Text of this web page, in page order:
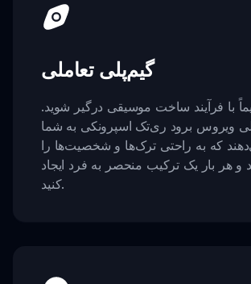
گیم‌پلی تعاملی
با فرآیند ساخت موسیقی درگیر شوید.
ویروس برود ری‌تک اسپرونکی به شما
که به راحتی ترک‌ها و شخصیت‌ها را
و هر بار یک ترکیب منحصر به فرد ایجاد
کنید.